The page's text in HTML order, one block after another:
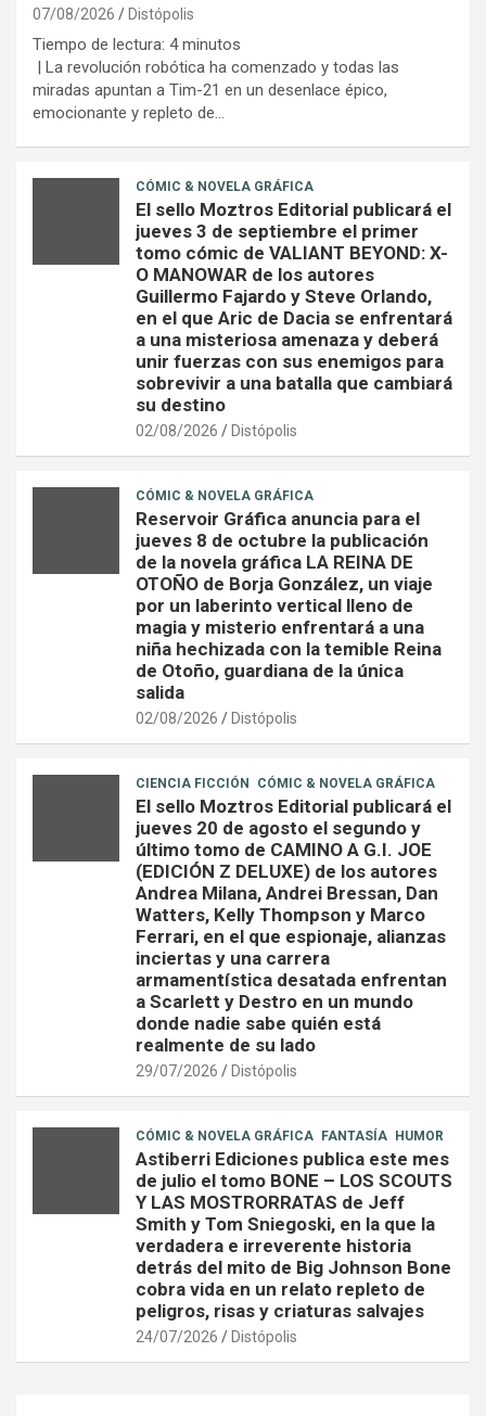
07/08/2026 Distópolis
Tiempo de lectura: 4 minutos
| La revolución robótica ha comenzado y todas las
miradas apuntan a Tim-21 en un desenlace épico,
emocionante y repleto de…
CÓMIC & NOVELA GRÁFICA
El sello Moztros Editorial publicará el
jueves 3 de septiembre el primer
tomo cómic de VALIANT BEYOND: X-
O MANOWAR de los autores
Guillermo Fajardo y Steve Orlando,
en el que Aric de Dacia se enfrentará
a una misteriosa amenaza y deberá
unir fuerzas con sus enemigos para
sobrevivir a una batalla que cambiará
su destino
02/08/2026 Distópolis
CÓMIC & NOVELA GRÁFICA
Reservoir Gráfica anuncia para el
jueves 8 de octubre la publicación
de la novela gráfica LA REINA DE
OTOÑO de Borja González, un viaje
por un laberinto vertical lleno de
magia y misterio enfrentará a una
niña hechizada con la temible Reina
de Otoño, guardiana de la única
salida
02/08/2026 Distópolis
CIENCIA FICCIÓN CÓMIC & NOVELA GRÁFICA
El sello Moztros Editorial publicará el
jueves 20 de agosto el segundo y
último tomo de CAMINO A G.I. JOE
(EDICIÓN Z DELUXE) de los autores
Andrea Milana, Andrei Bressan, Dan
Watters, Kelly Thompson y Marco
Ferrari, en el que espionaje, alianzas
inciertas y una carrera
armamentística desatada enfrentan
a Scarlett y Destro en un mundo
donde nadie sabe quién está
realmente de su lado
29/07/2026 Distópolis
CÓMIC & NOVELA GRÁFICA FANTASÍA HUMOR
Astiberri Ediciones publica este mes
de julio el tomo BONE – LOS SCOUTS
Y LAS MOSTRORRATAS de Jeff
Smith y Tom Sniegoski, en la que la
verdadera e irreverente historia
detrás del mito de Big Johnson Bone
cobra vida en un relato repleto de
peligros, risas y criaturas salvajes
24/07/2026 Distópolis